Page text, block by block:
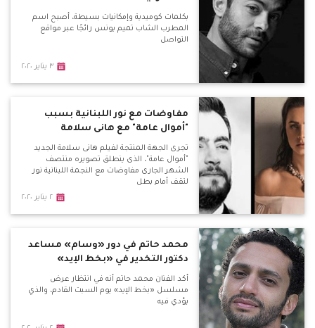
بكلمات كوميدية وإمكانيات بسيطة، أصبح اسم
المطرب الشاب تميم يونس رائجًا عبر مواقع
التواصل
٣ يناير ٢٠٢٠
مفاوضات مع نور اللبنانية بسبب
"أموال عامة" مع هانى سلامة
تجرى الجهة المنتجة لفيلم هانى سلامة الجديد
"أموال عامة"، الذى ينطلق تصويره منتصف
الشهر الجارى مفاوضات مع النجمة اللبنانية نور
لتقف أمام بطل
٢ يناير ٢٠٢٠
محمد حاتم في دور «وسام» مساعد
دكتور التخدير في «بخط الإيد»
أكد الفنان محمد حاتم أنه في انتظار عرض
مسلسل «بخط الإيد» يوم السبت القادم، والذي
يؤدي فيه